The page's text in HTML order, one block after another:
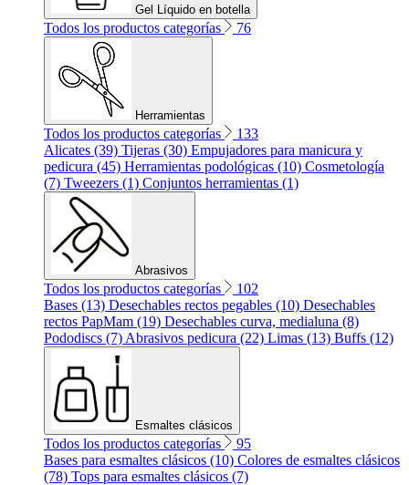
Gel Líquido en botella
Todos los productos categorías 76
Herramientas
Todos los productos categorías
133
Alicates (39) Tijeras (30) Empujadores para manicura y
pedicura (45) Herramientas podológicas (10) Cosmetología
(7) Tweezers (1) Conjuntos herramientas (1)
Abrasivos
Todos los productos categorías
102
Bases (13) Desechables rectos pegables (10) Desechables
rectos PapMam (19) Desechables curva, medialuna (8)
Pododiscs (7) Abrasivos pedicura (22) Limas (13) Buffs (12)
Esmaltes clásicos
Todos los productos categorías
95
Bases para esmaltes clásicos (10) Colores de esmaltes clásicos
(78) Tops para esmaltes clásicos (7)